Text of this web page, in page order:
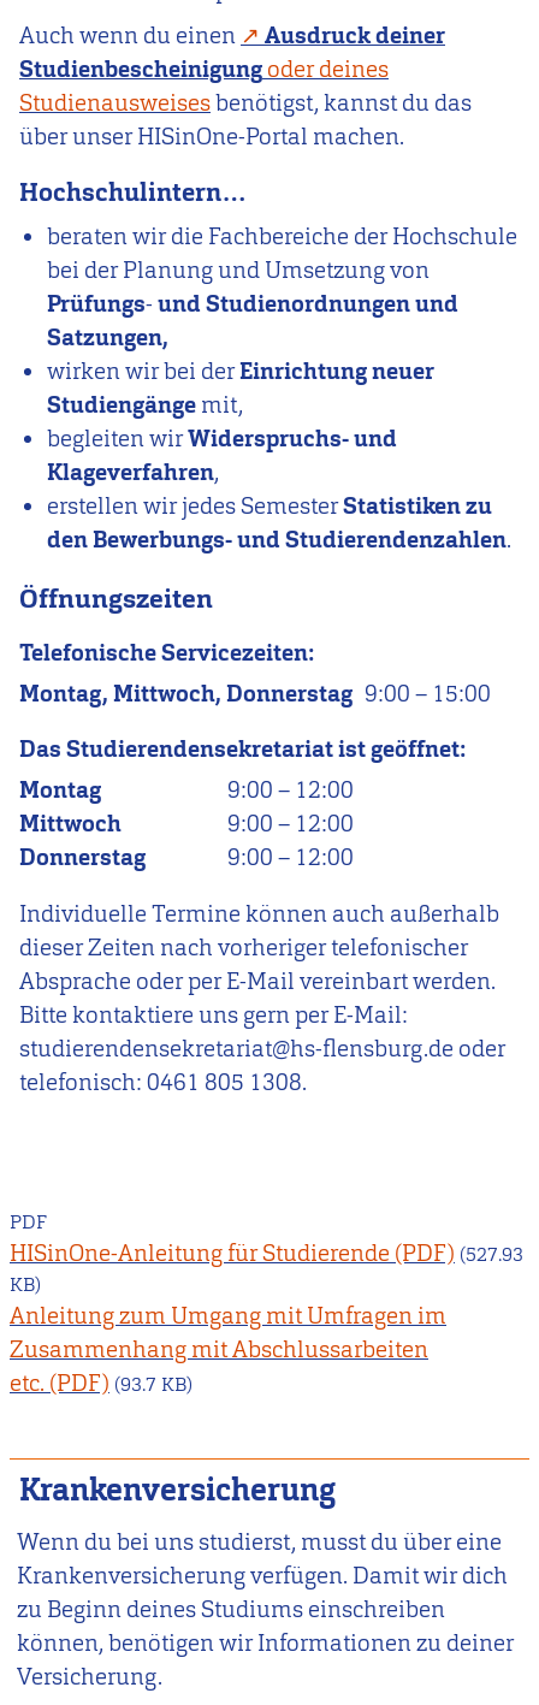
Auch wenn du einen
Ausdruck deiner
Studienbescheinigung oder deines
Studienausweisesbenötigst, kannst du das
über unser HISinOne-Portal machen.
Hochschulintern…
beraten wir die Fachbereiche der Hochschule
bei der Planung und Umsetzung von
Prüfungs-und Studienordnungen und
Satzungen,
wirken wir bei derEinrichtung neuer
Studiengänge mit,
begleiten wirWiderspruchs- und
Klageverfahren,
erstellen wir jedes SemesterStatistiken zu
den Bewerbungs- und Studierendenzahlen.
Öffnungszeiten
Telefonische Servicezeiten:
Montag, Mittwoch, Donnerstag 9:00 – 15:00
Das Studierendensekretariat ist geöffnet:
Montag
9:00 – 12:00
Mittwoch
9:00 – 12:00
Donnerstag
9:00 – 12:00
Individuelle Termine können auch außerhalb
dieser Zeiten nach vorheriger telefonischer
Absprache oder per E-Mail vereinbart werden.
Bitte kontaktiere uns gern per E-Mail:
studierendensekretariat@hs-flensburg.de oder
telefonisch: 0461 805 1308.
PDF
HISinOne-Anleitung für Studierende
(527.93
KB)
Anleitung zum Umgang mit Umfragen im
Zusammenhang mit Abschlussarbeiten
etc.
(93.7 KB)
Krankenversicherung
Wenn du bei uns studierst, musst du über eine
Krankenversicherung verfügen. Damit wir dich
zu Beginn deines Studiums einschreiben
können, benötigen wir Informationen zu deiner
Versicherung.